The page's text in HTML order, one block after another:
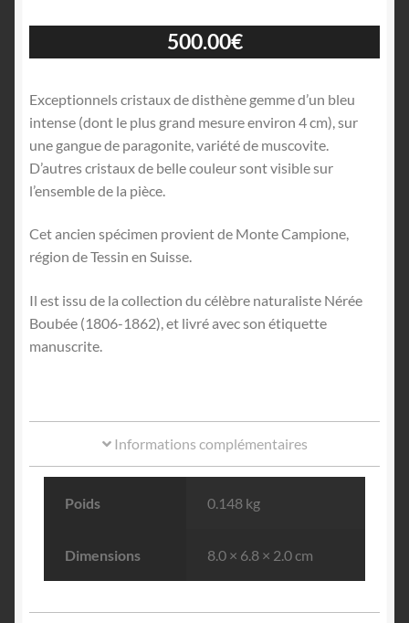
500.00€
Exceptionnels cristaux de disthène gemme d’un bleu
intense (dont le plus grand mesure environ 4 cm), sur
une gangue de paragonite, variété de muscovite.
D’autres cristaux de belle couleur sont visible sur
l’ensemble de la pièce.
Cet ancien spécimen provient de Monte Campione,
région de Tessin en Suisse.
Il est issu de la collection du célèbre naturaliste Nérée
Boubée (1806-1862), et livré avec son étiquette
manuscrite.
Informations complémentaires
Poids 0.148 kg
Dimensions 8.0 × 6.8 × 2.0 cm